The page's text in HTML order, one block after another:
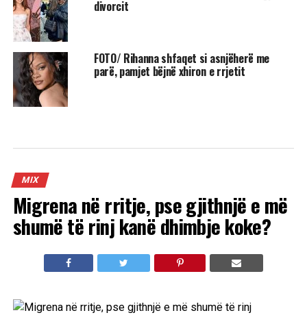
divorcit
FOTO/ Rihanna shfaqet si asnjëherë me
parë, pamjet bëjnë xhiron e rrjetit
MIX
Migrena në rritje, pse gjithnjë e më
shumë të rinj kanë dhimbje koke?